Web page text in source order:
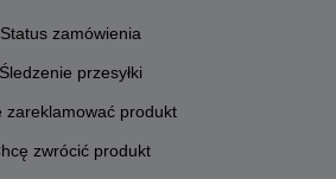
Status zamówienia
Śledzenie przesyłki
zareklamować produkt
zwrócić produkt